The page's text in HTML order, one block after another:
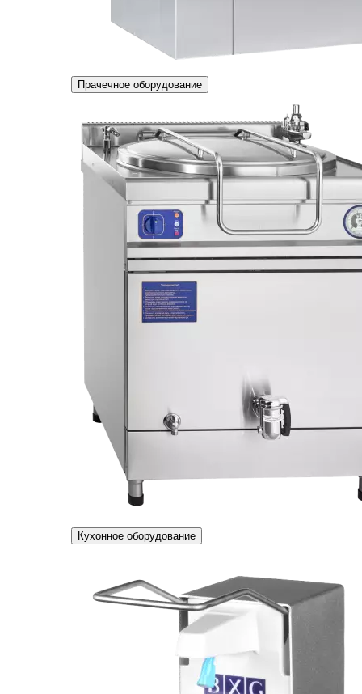
Прачечное оборудование
Кухонное оборудование